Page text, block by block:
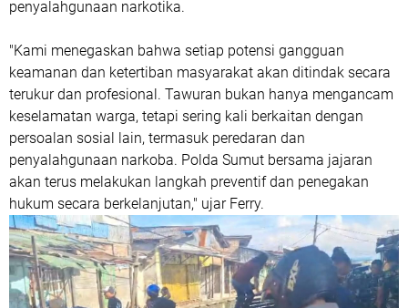
penyalahgunaan narkotika.
"Kami menegaskan bahwa setiap potensi gangguan
keamanan dan ketertiban masyarakat akan ditindak secara
terukur dan profesional. Tawuran bukan hanya mengancam
keselamatan warga, tetapi sering kali berkaitan dengan
persoalan sosial lain, termasuk peredaran dan
penyalahgunaan narkoba. Polda Sumut bersama jajaran
akan terus melakukan langkah preventif dan penegakan
hukum secara berkelanjutan," ujar Ferry.